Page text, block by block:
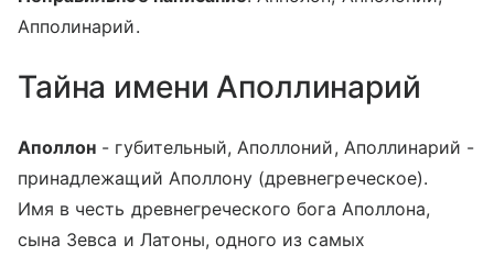
Апполинарий.
Тайна имени Аполлинарий
Аполлон - губительный, Аполлоний, Аполлинарий -
принадлежащий Аполлону (древнегреческое).
Имя в честь древнегреческого бога Аполлона,
сына Зевса и Латоны, одного из самых